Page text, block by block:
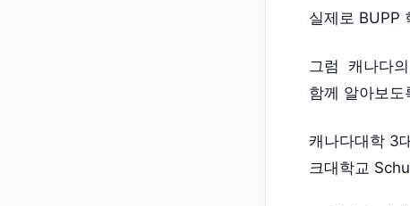
실제로 BUPP
그럼 캐나다
함께 알아보도
캐나다대학 3
크대학교